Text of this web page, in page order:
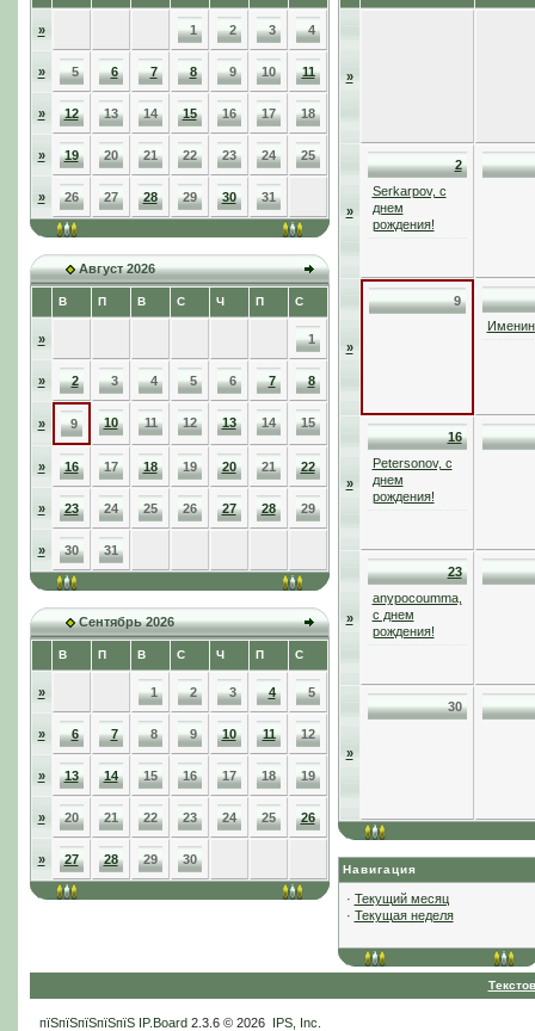
» 1 2 3 4
» 5 6 7 8 9 10 11
» 12 13 14 15 16 17 18
» 19 20 21 22 23 24 25
» 26 27 28 29 30 31
Август 2026
В П В С Ч П С
» 1
» 2 3 4 5 6 7 8
» 9 10 11 12 13 14 15
» 16 17 18 19 20 21 22
» 23 24 25 26 27 28 29
» 30 31
Сентябрь 2026
В П В С Ч П С
» 1 2 3 4 5
» 6 7 8 9 10 11 12
» 13 14 15 16 17 18 19
» 20 21 22 23 24 25 26
» 27 28 29 30
»
»
2
Serkarpov, с
днем
рождения!
»
9
»
16
Petersonov, с
днем
рождения!
»
23
anypocoumma,
с днем
рождения!
»
30
Навигация
· Текущий месяц
· Текущая неделя
пїЅпїЅпїЅпїЅпїЅ IP.Board2.3.6 © 2026 IPS, Inc